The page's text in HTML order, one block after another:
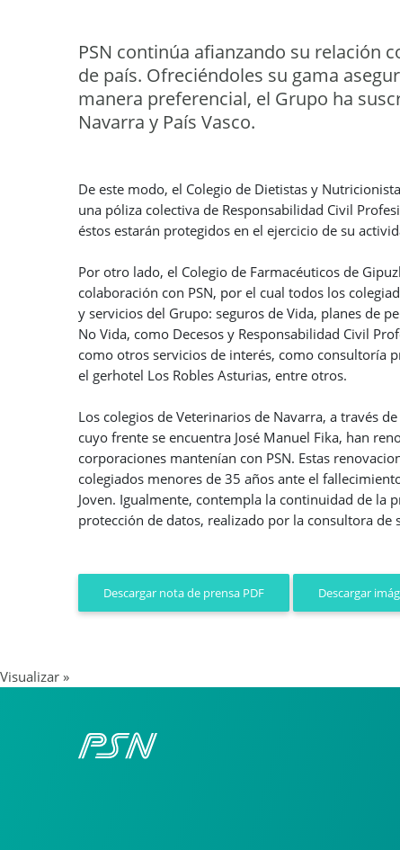
PSN continúa afianzando su relación
de país. Ofreciéndoles su gama
manera preferencial, el Grupo ha
Navarra y País Vasco.
De este modo, el Colegio de Dietistas y
una póliza colectiva de Responsabilidad Civil
éstos estarán protegidos en el ejercicio de su
Por otro lado, el Colegio de Farmacéuticos de
colaboración con PSN, por el cual todos los
y servicios del Grupo: seguros de Vida, planes de
No Vida, como Decesos y Responsabilidad Civil
como otros servicios de interés, como consultoría
el gerhotel Los Robles Asturias, entre otros.
Los colegios de Veterinarios de Navarra, a través
cuyo frente se encuentra José Manuel Fika, han
corporaciones mantenían con PSN. Estas
colegiados menores de 35 años ante el
Joven. Igualmente, contempla la continuidad de la
protección de datos, realizado por la consultora de
Descargar nota de prensa PDF Descargar
Visualizar »